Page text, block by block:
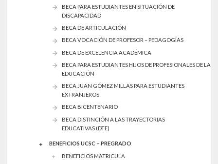
BECA PARA ESTUDIANTES EN SITUACIÓN DE
DISCAPACIDAD
BECA DE ARTICULACIÓN
BECA VOCACIÓN DE PROFESOR – PEDAGOGÍAS
BECA DE EXCELENCIA ACADÉMICA
BECA PARA ESTUDIANTES HIJOS DE PROFESIONALES DE LA
EDUCACIÓN
BECA JUAN GÓMEZ MILLAS PARA ESTUDIANTES
EXTRANJEROS
BECA BICENTENARIO
BECA DISTINCIÓN A LAS TRAYECTORIAS
EDUCATIVAS (DTE)
BENEFICIOS UCSC – PREGRADO
BENEFICIOS MATRICULA